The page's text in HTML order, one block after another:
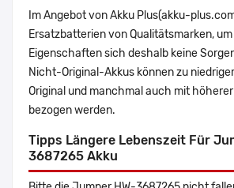
Im Angebot von Akku Plus(akku-
Ersatzbatterien von Qualitätsmarken,
Eigenschaften sich deshalb keine
Nicht-Original-Akkus können zu
Original und manchmal auch mit
bezogen werden.
Tipps Längere Lebenszeit Für
3687265 Akku